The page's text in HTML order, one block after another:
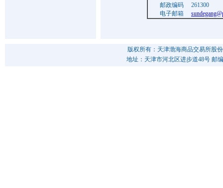
邮政编码 261300
电子邮箱
版权所有：天津渤海商品交易所股
地址：天津市河北区进步道48号 邮